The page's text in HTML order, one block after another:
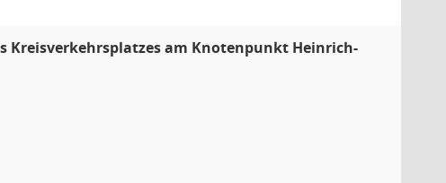
am Knotenpunkt Heinrich-